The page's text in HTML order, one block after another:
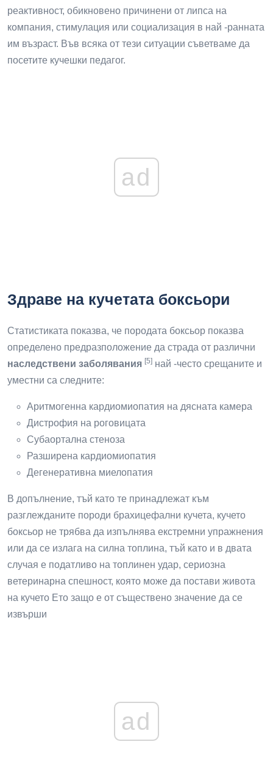
реактивност, обикновено причинени от липса на
компания, стимулация или социализация в най -ранната
им възраст. Във всяка от тези ситуации съветваме да
посетите кучешки педагог.
ad
Здраве на кучетата боксьори
Статистиката показва, че породата боксьор показва
определено предразположение да страда от различни
наследствени заболявания [5] най -често срещаните и
уместни са следните:
Аритмогенна кардиомиопатия на дясната камера
Дистрофия на роговицата
Субаортална стеноза
Разширена кардиомиопатия
Дегенеративна миелопатия
В допълнение, тъй като те принадлежат към
разглежданите породи брахицефални кучета, кучето
боксьор не трябва да изпълнява екстремни упражнения
или да се излага на силна топлина, тъй като и в двата
случая е податливо на топлинен удар, сериозна
ветеринарна спешност, която може да постави живота
на кучето Ето защо е от съществено значение да се
извърши
ad